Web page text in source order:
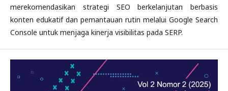
merekomendasikan strategi SEO berkelanjutan berbasis
konten edukatif dan pemantauan rutin melalui Google Search
Console untuk menjaga kinerja visibilitas pada SERP.